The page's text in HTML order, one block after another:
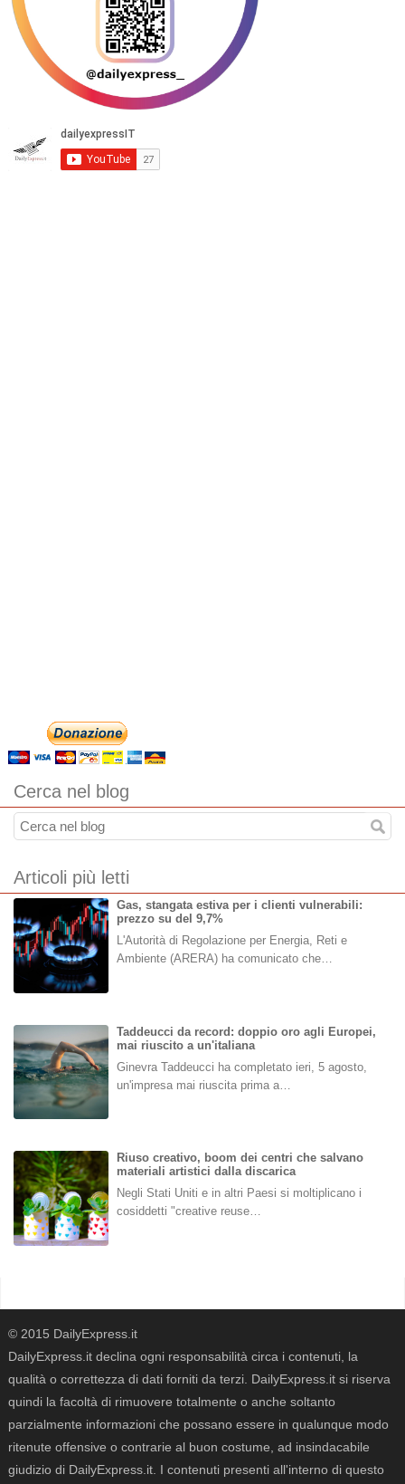
Cerca nel blog
Articoli più letti
Gas, stangata estiva per i clienti vulnerabili:
prezzo su del 9,7%
L'Autorità di Regolazione per Energia, Reti e
Ambiente (ARERA) ha comunicato che…
Taddeucci da record: doppio oro agli Europei,
mai riuscito a un'italiana
Ginevra Taddeucci ha completato ieri, 5 agosto,
un'impresa mai riuscita prima a…
Riuso creativo, boom dei centri che salvano
materiali artistici dalla discarica
Negli Stati Uniti e in altri Paesi si moltiplicano i
cosiddetti "creative reuse…
© 2015 DailyExpress.it
DailyExpress.it declina ogni responsabilità circa i contenuti, la
qualità o correttezza di dati forniti da terzi. DailyExpress.it si riserva
quindi la facoltà di rimuovere totalmente o anche soltanto
parzialmente informazioni che possano essere in qualunque modo
ritenute offensive o contrarie al buon costume, ad insindacabile
giudizio di DailyExpress.it. I contenuti presenti all'interno di questo